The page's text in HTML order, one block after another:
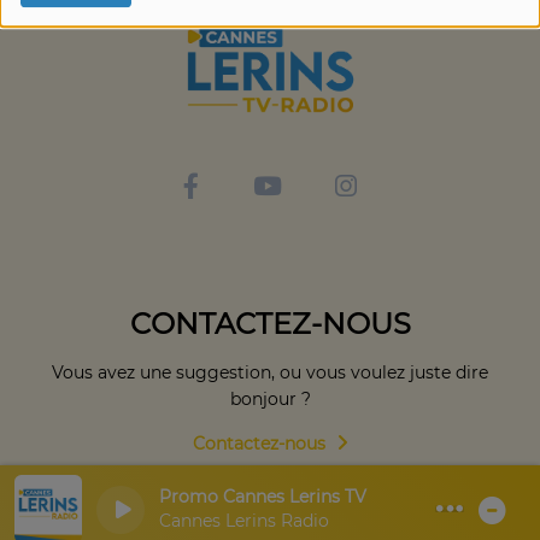
Promo Cannes Lerins TV
Cannes Lerins Radio
CONTACTEZ-NOUS
Vous avez une suggestion, ou vous voulez juste dire
bonjour ?
Contactez-nous